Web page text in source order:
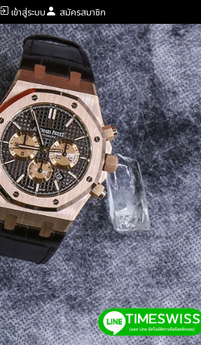
เข้าสู่ระบบ สมัครสมาชิก